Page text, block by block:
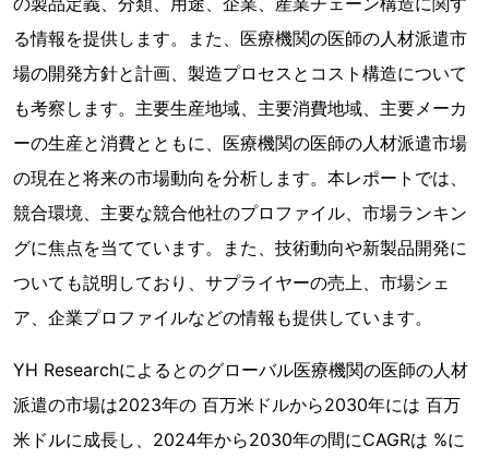
る情報を提供します。また、医療機関の医師の人材派遣市
場の開発方針と計画、製造プロセスとコスト構造について
も考察します。主要生産地域、主要消費地域、主要メーカ
ーの生産と消費とともに、医療機関の医師の人材派遣市場
の現在と将来の市場動向を分析します。本レポートでは、
競合環境、主要な競合他社のプロファイル、市場ランキン
グに焦点を当てています。また、技術動向や新製品開発に
ついても説明しており、サプライヤーの売上、市場シェ
ア、企業プロファイルなどの情報も提供しています。
YH Researchによるとのグローバル医療機関の医師の人材
派遣の市場は2023年の 百万米ドルから2030年には 百万
米ドルに成長し、2024年から2030年の間にCAGRは %に